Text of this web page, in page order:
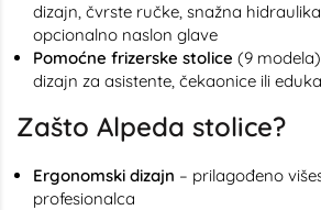
dizajn, čvrste ručke, snažna
opcionalno naslon glave
Pomoćne frizerske stolice (9
dizajn za asistente, čekaonice ili
Zašto Alpeda stolice?
Ergonomski dizajn – prilagođeno
profesionalca